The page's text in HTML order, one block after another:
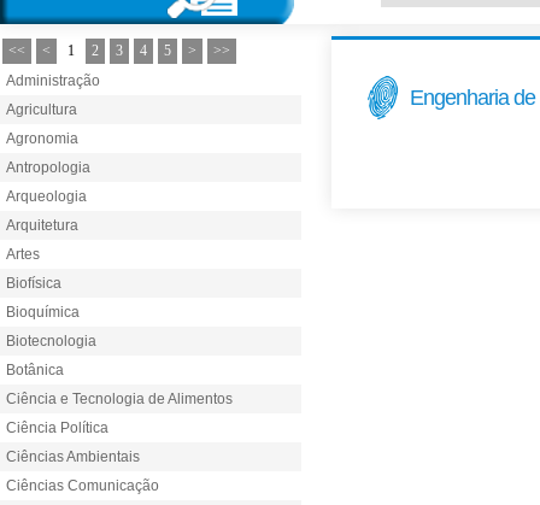
<< < 1 2 3 4 5 >
>>
Administração
Agricultura
Agronomia
Antropologia
Arqueologia
Arquitetura
Artes
Biofísica
Bioquímica
Biotecnologia
Botânica
Ciência e Tecnologia de Alimentos
Ciência Política
Ciências Ambientais
Ciências Comunicação
Engenharia